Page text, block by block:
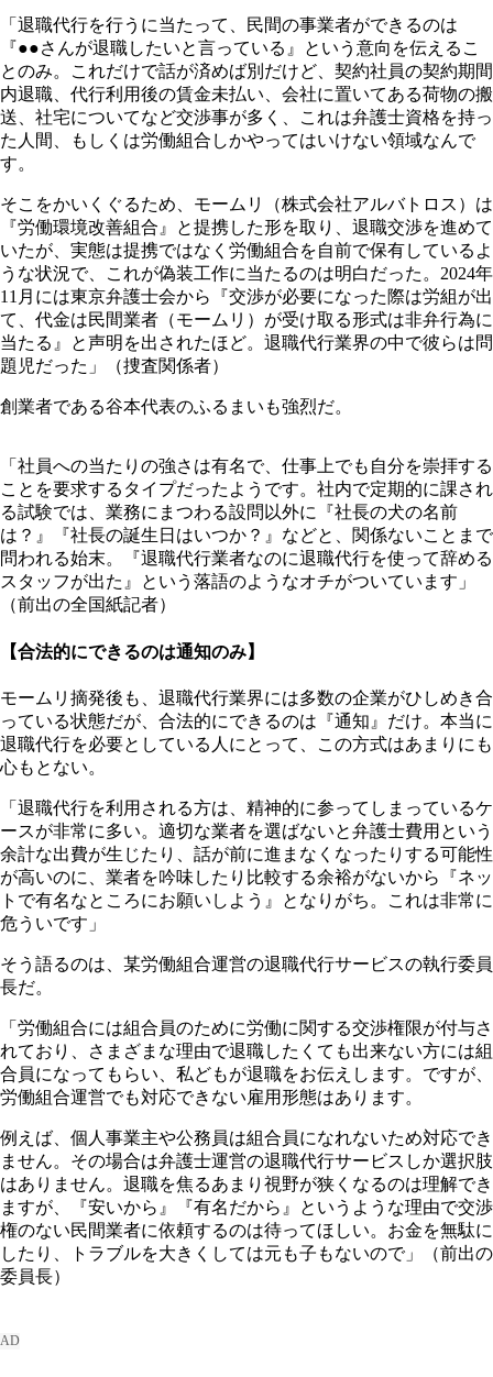
「退職代行を行うに当たって、民間の事業者ができるのは
『●●さんが退職したいと言っている』という意向を伝えるこ
とのみ。これだけで話が済めば別だけど、契約社員の契約期間
内退職、代行利用後の賃金未払い、会社に置いてある荷物の搬
送、社宅についてなど交渉事が多く、これは弁護士資格を持っ
た人間、もしくは労働組合しかやってはいけない領域なんで
す。
そこをかいくぐるため、モームリ（株式会社アルバトロス）は
『労働環境改善組合』と提携した形を取り、退職交渉を進めて
いたが、実態は提携ではなく労働組合を自前で保有しているよ
うな状況で、これが偽装工作に当たるのは明白だった。2024年
11月には東京弁護士会から『交渉が必要になった際は労組が出
て、代金は民間業者（モームリ）が受け取る形式は非弁行為に
当たる』と声明を出されたほど。退職代行業界の中で彼らは問
題児だった」（捜査関係者）
創業者である谷本代表のふるまいも強烈だ。
「社員への当たりの強さは有名で、仕事上でも自分を崇拝する
ことを要求するタイプだったようです。社内で定期的に課され
る試験では、業務にまつわる設問以外に『社長の犬の名前
は？』『社長の誕生日はいつか？』などと、関係ないことまで
問われる始末。『退職代行業者なのに退職代行を使って辞める
スタッフが出た』という落語のようなオチがついています」
（前出の全国紙記者）
【合法的にできるのは通知のみ】
モームリ摘発後も、退職代行業界には多数の企業がひしめき合
っている状態だが、合法的にできるのは『通知』だけ。本当に
退職代行を必要としている人にとって、この方式はあまりにも
心もとない。
「退職代行を利用される方は、精神的に参ってしまっているケ
ースが非常に多い。適切な業者を選ばないと弁護士費用という
余計な出費が生じたり、話が前に進まなくなったりする可能性
が高いのに、業者を吟味したり比較する余裕がないから『ネッ
トで有名なところにお願いしよう』となりがち。これは非常に
危ういです」
そう語るのは、某労働組合運営の退職代行サービスの執行委員
長だ。
「労働組合には組合員のために労働に関する交渉権限が付与さ
れており、さまざまな理由で退職したくても出来ない方には組
合員になってもらい、私どもが退職をお伝えします。ですが、
労働組合運営でも対応できない雇用形態はあります。
例えば、個人事業主や公務員は組合員になれないため対応でき
ません。その場合は弁護士運営の退職代行サービスしか選択肢
はありません。退職を焦るあまり視野が狭くなるのは理解でき
ますが、『安いから』『有名だから』というような理由で交渉
権のない民間業者に依頼するのは待ってほしい。お金を無駄に
したり、トラブルを大きくしては元も子もないので」（前出の
委員長）